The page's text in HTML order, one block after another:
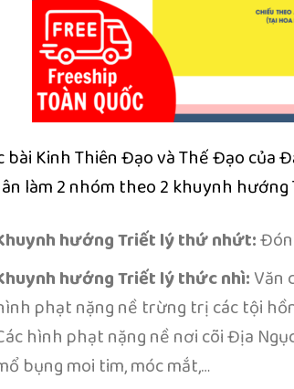
Kinh Thiên Đạo và Thế Đạo của
làm 2 nhóm theo 2 khuynh hướng
hướng Triết lý thứ nhứt:
hướng Triết lý thức nhì:Văn
phạt nặng nề trừng trị các tội
hình phạt nặng nề nơi cõi Địa
bụng moi tim, móc mắt,…